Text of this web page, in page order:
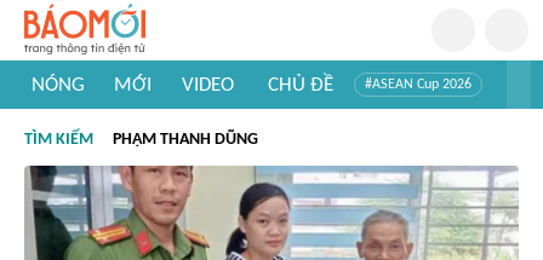
NÓNG MỚI VIDEO CHỦ ĐỀ #ASEAN Cup 2026
#Khám phá thế giới
TÌM KIẾM PHẠM THANH DŨNG